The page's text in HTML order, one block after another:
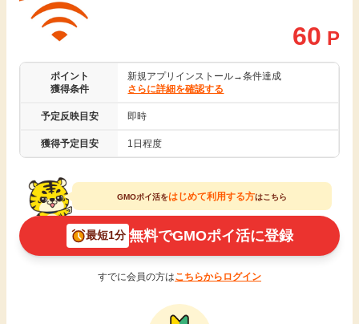
無料
即日還元
アンケート
ゲーム
買い物
クレジットカード
暮らし
引っ越し
買取・査定
学び
進学・教育
60 P
ポイント
獲得条件
新規アプリインストール→条件達成
さらに詳細を確認する
予定反映目安 即時
獲得予定目安 1日程度
GMOポイ活をはじめて利用する方はこちら
最短1分 無料でGMOポイ活に登録
すでに会員の方はこちらからログイン